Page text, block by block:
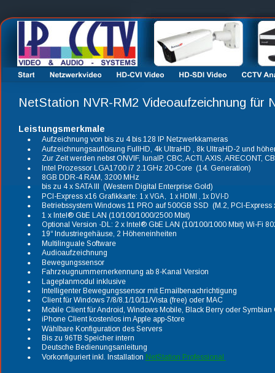
NetStation NVR-RM2 Videoaufzeichnung für
Leistungsmerkmale
•
Aufzeichnung von bis zu 4 bis 128 IP Netzwerkkameras
•
Aufzeichnungsauflösung FullHD, 4k UltraHD , 8k UltraHD-2 und
•
Zur Zeit werden nebst ONVIF, lunaIP, CBC, ACTI, AXIS, ARECONT,
•
Intel Prozessor LGA1700 i7 2.1GHz 20-Core  (14. Generation)
•
8GB DDR-4 RAM, 3200 MHz
•
bis zu 4 x SATA III  (Western Digital Enterprise Gold)
•
PCI-Express x16 Grafikkarte: 1 x VGA,  1 x HDMI , 1x DVI-D
•
Betriebssystem Windows 11 PRO auf 500GB SSD  (M.2, PCI-
•
1 x Intel® GbE LAN (10/100/1000/2500 Mbit)
•
Optional Version -DL: 2 x Intel® GbE LAN (10/100/1000 Mbit) Wi-Fi
•
19“ Industriegehäuse, 2 Höheneinheiten
•
Multilinguale Software
•
Audioaufzeichnung
•
Bewegungssensor
•
Fahrzeugnummernerkennung ab 8-Kanal Version
•
Lageplanmodul inklusive
•
Intelligenter Bewegungssensor mit Emailbenachrichtigung
•
Client für Windows 7/8/8.1/10/11/Vista (free) oder MAC
•
Mobile Client für Android, Windows Mobile, Black Berry oder Symbian
•
iPhone Client kostenlos im Apple app-Store
•
Wählbare Konfiguration des Servers
•
Bis zu 96TB Speicher intern
•
Deutsche Bedienungsanleitung
•
Vorkonfiguriert inkl. Installation NetStation Professional